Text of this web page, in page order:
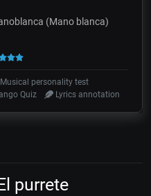
(Mano blanca)
personality test
Quiz Lyrics annotation
purrete